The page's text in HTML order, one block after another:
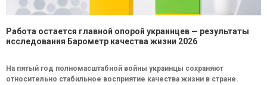
Работа остается главной опорой украинцев — результаты
исследования Барометр качества жизни 2026
На пятый год полномасштабной войны украинцы сохраняют
относительно стабильное восприятие качества жизни в стране.